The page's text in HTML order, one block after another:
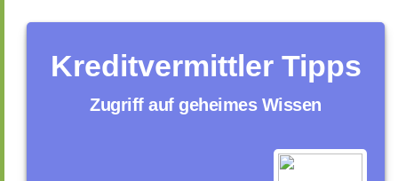
Kreditvermittler Tipps
Zugriff auf geheimes Wissen